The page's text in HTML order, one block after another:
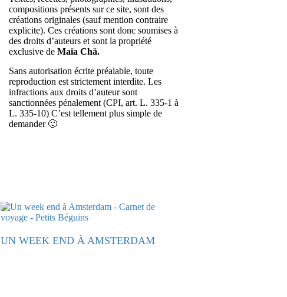
compositions présents sur ce site, sont des
créations originales (sauf mention contraire
explicite). Ces créations sont donc soumises à
des droits d’auteurs et sont la propriété
exclusive de Maïa Chä.
Sans autorisation écrite préalable, toute
reproduction est strictement interdite. Les
infractions aux droits d’auteur sont
sanctionnées pénalement (CPI, art. L. 335-1 à
L. 335-10) C’est tellement plus simple de
demander 🙂
UN WEEK END À AMSTERDAM